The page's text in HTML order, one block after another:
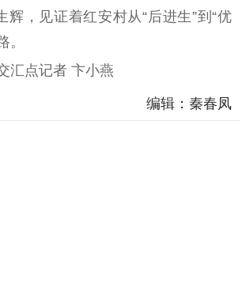
辉，见证着红安村从“后进生”到“优
。
点记者 卞小燕
编辑：秦春凤